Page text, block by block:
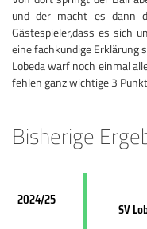
und der macht es dann
Gästespieler,dass es sich
eine fachkundige Erklärung
Lobeda warf noch einmal
fehlen ganz wichtige 3
Bisherige
2024/25
SV